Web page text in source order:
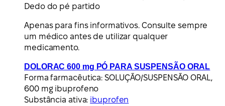
Dedo do pé partido
Apenas para fins informativos. Consulte sempre
um médico antes de utilizar qualquer
medicamento.
DOLORAC 600 mg PÓ PARA SUSPENSÃO ORAL
Forma farmacêutica: SOLUÇÃO/SUSPENSÃO ORAL,
600 mg ibuprofeno
Substância ativa: ibuprofen